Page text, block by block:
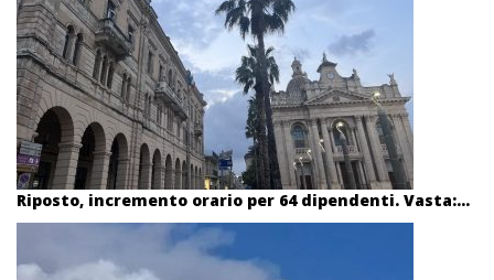
Riposto, incremento orario per 64 dipendenti. Vasta:...